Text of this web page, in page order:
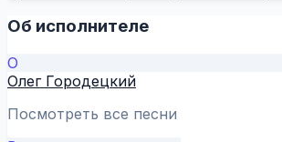
Об исполнителе
О
Олег Городецкий
Посмотреть все песни